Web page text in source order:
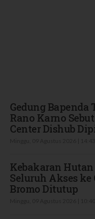
Gedung Bapenda
Rano Karno
Center Dishub
Kebakaran
Seluruh Akses ke
Bromo Ditutup